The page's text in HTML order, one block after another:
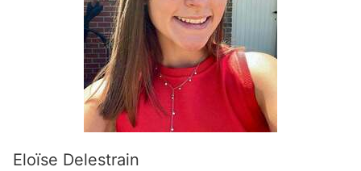
Eloïse Delestrain